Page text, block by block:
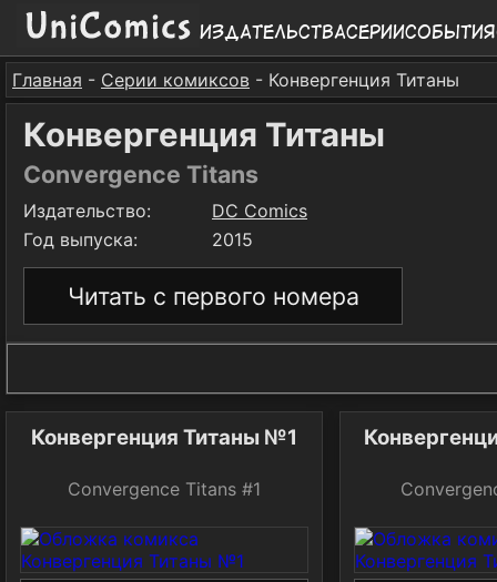
ИздательстваСерииСобытия
Главная - Серии комиксов - Конвергенция Титаны
Конвергенция Титаны
Convergence Titans
Издательство:
DC Comics
Год выпуска:
2015
Читать с первого номера
Конвергенция Титаны №1
Convergence Titans #1